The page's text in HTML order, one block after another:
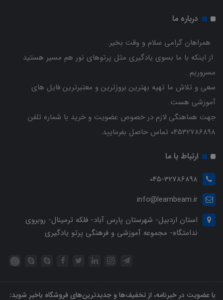
درباره ما
همراهان گرامی سلام و وقت بخیر.
از اینکه با ما بسوی یادگیری مثل پرتوهای نور هم مسیر هستید
مسروریم .
سعی و تلاش ما تهیه بهترین بروزترین و معتبرترین فایل های
آموزشی هست.
جهت هماهنگی لازم در خصوص عضویت و خرید با شماره تلفن
04532786898 تماس حاصل بفرمایید.
ارتباط با ما
045-32786898
info@learnbeam.ir
استان اردبیل- شهرستان پارس آباد- فلکه ترمینال- روبروی
ندامتگاه- مجموعه آموزشی و فرهنگی پرتو یادگیری
با عضویت در خبرنامه، از تخفیف‌ها و جدیدترین‌های فروشگاه باخبر شوید: